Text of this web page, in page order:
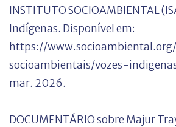
INSTITUTO SOCIOAMBIENTAL
Indígenas. Disponível em:
https://
socioambientais/vozes-
mar. 2026.
DOCUMENTÁRIO sobre Majur